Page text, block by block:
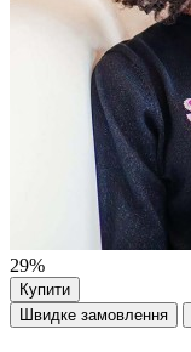
29%
Купити
Швидке замовлення